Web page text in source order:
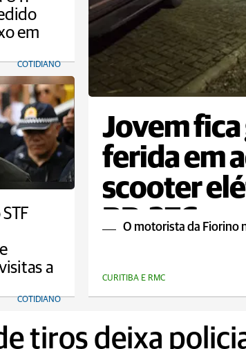
em
COTIDIANO
Jovem
ferida em
scooter
BR-376
O motorista da Fiorino
CURITIBA E RMC
a
COTIDIANO
tiros deixa